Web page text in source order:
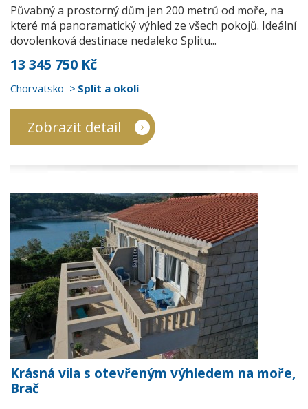
Půvabný a prostorný dům jen 200 metrů od moře, na
které má panoramatický výhled ze všech pokojů. Ideální
dovolenková destinace nedaleko Splitu...
13 345 750 Kč
Chorvatsko Split a okolí
Zobrazit detail
Krásná vila s otevřeným výhledem na moře,
Brač